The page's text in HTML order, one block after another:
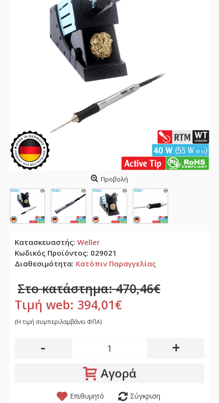
Προβολή
Κατασκευαστής: Weller
Κωδικός Προϊόντος: 029021
Διαθεσιμότητα: Κατόπιν Παραγγελίας
Στο κατάστημα: 470,46€
Τιμή web: 394,01€
(H τιμή συμπεριλαμβάνει ΦΠΑ)
- +
Αγορά
Επιθυμητό Σύγκριση